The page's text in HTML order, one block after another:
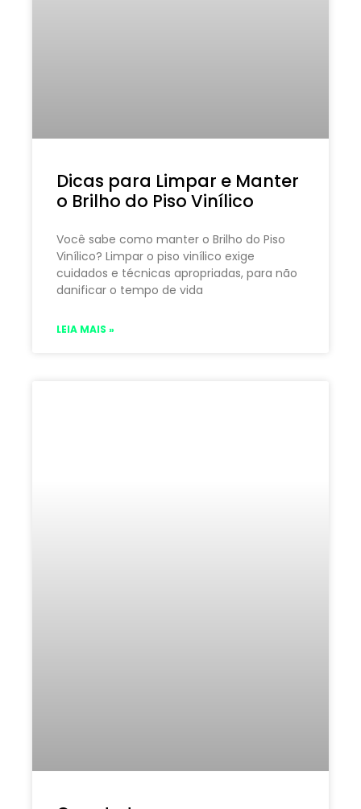
Dicas para Limpar e Manter
o Brilho do Piso Vinílico
Você sabe como manter o Brilho do Piso
Vinílico? Limpar o piso vinílico exige
cuidados e técnicas apropriadas, para não
danificar o tempo de vida
LEIA MAIS »